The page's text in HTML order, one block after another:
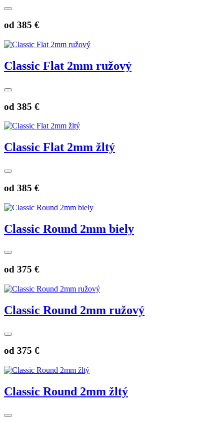
od 385 €
Classic Flat 2mm ružový
od 385 €
Classic Flat 2mm žltý
od 385 €
Classic Round 2mm biely
od 375 €
Classic Round 2mm ružový
od 375 €
Classic Round 2mm žltý